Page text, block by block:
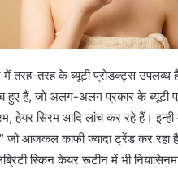
तरह-तरह के ब्यूटी प्रोडक्ट्स उपलब्ध
हुए हैं, जो अलग-अलग प्रकार के ब्यूटी
हेयर सिरम आदि लांच कर रहे हैं।
जो आजकल काफी ज्यादा ट्रेंड कर रहा
स्किन केयर रूटीन में भी